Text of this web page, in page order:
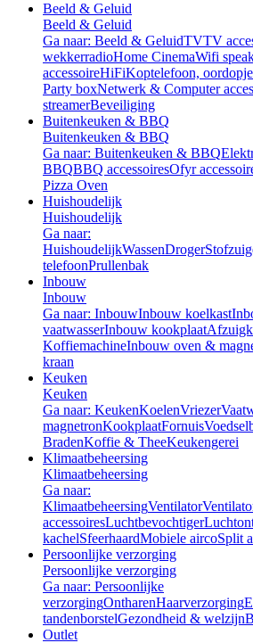
Beeld & Geluid
Beeld & Geluid
Ga naar: Beeld & GeluidTVTV
wekkerradioHome CinemaWifi
accessoireHiFiKoptelefoon,
Party boxNetwerk & Computer
streamerBeveiliging
Buitenkeuken & BBQ
Buitenkeuken & BBQ
Ga naar: Buitenkeuken & BBQ
BBQBBQ accessoiresOfyr
Pizza Oven
Huishoudelijk
Huishoudelijk
Ga naar:
HuishoudelijkWassenDroger
telefoonPrullenbak
Inbouw
Inbouw
Ga naar: InbouwInbouw koelkast
vaatwasserInbouw kookplaat
KoffiemachineInbouw oven &
kraan
Keuken
Keuken
Ga naar: KeukenKoelenVriezer
magnetronKookplaatFornuis
BradenKoffie & TheeKeukengerei
Klimaatbeheersing
Klimaatbeheersing
Ga naar:
KlimaatbeheersingVentilator
accessoiresLuchtbevochtiger
kachelSfeerhaardMobiele aircoSplit
Persoonlijke verzorging
Persoonlijke verzorging
Ga naar: Persoonlijke
verzorgingOntharenHaarverzorging
tandenborstelGezondheid & welzijn
Outlet